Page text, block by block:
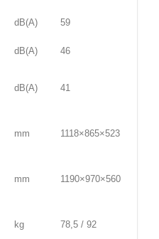
dB(A) 59
dB(A) 46
dB(A) 41
mm 1118×865×523
mm 1190×970×560
kg 78,5 / 92